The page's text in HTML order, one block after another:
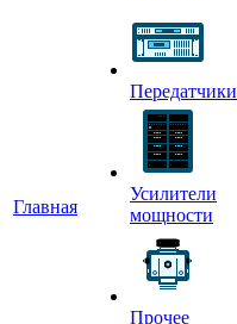
Главная
Усилители
мощности
Прочее